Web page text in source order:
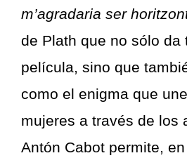
m’agradaria ser
de Plath que no sólo da
película, sino que
como el enigma que
mujeres a través de los
Antón Cabot permite,